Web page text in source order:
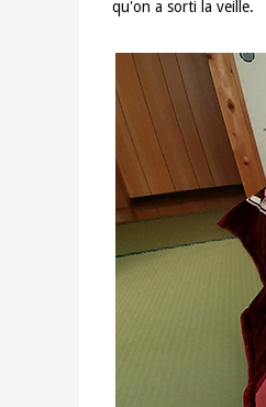
qu'on a sorti la veille.